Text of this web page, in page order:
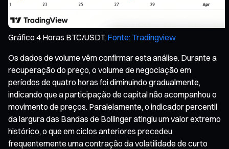
Gráfico 4 Horas BTC/USDT, Fonte: Tradingview
Os dados de volume vêm confirmar esta análise. Durante a
recuperação do preço, o volume de negociação em
períodos de quatro horas foi diminuindo gradualmente,
indicando que a participação de capital não acompanhou o
movimento de preços. Paralelamente, o indicador percentil
da largura das Bandas de Bollinger atingiu um valor extremo
histórico, o que em ciclos anteriores precedeu
frequentemente uma contração da volatilidade de curto